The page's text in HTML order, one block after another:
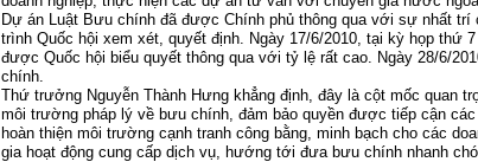
Dự án Luật Bưu chính đã được Chính phủ thông qua với sự nhất trí
trình Quốc hội xem xét, quyết định. Ngày 17/6/2010, tại kỳ họp thứ
được Quốc hội biểu quyết thông qua với tỷ lệ rất cao. Ngày 28/6/
chính.
Thứ trưởng Nguyễn Thành Hưng khẳng định, đây là cột mốc quan
môi trường pháp lý về bưu chính, đảm bảo quyền được tiếp cận
hoàn thiện môi trường cạnh tranh công bằng, minh bạch cho các
gia hoạt động cung cấp dịch vụ, hướng tới đưa bưu chính nhanh